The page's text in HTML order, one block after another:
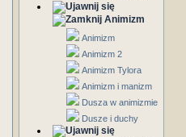
Animizm
Animizm
Animizm 2
Animizm Tylora
Animizm i manizm
Dusza w animizmie
Dusze i duchy